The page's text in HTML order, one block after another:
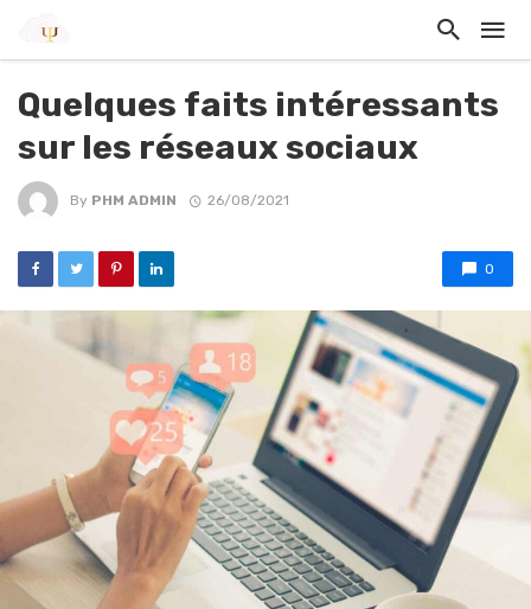
Quelques faits intéressants
sur les réseaux sociaux
By PHM ADMIN 26/08/2021
0